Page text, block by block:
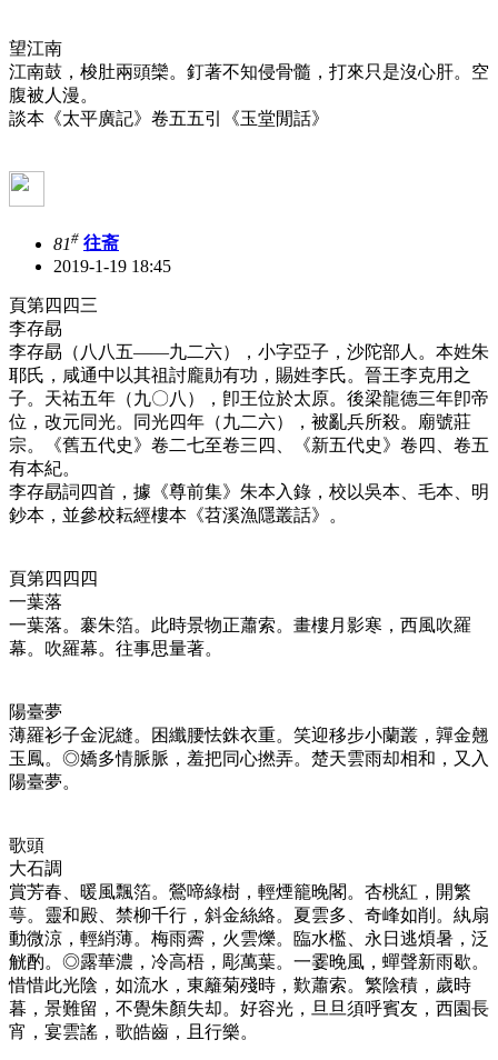
望江南
江南鼓，梭肚兩頭欒。釘著不知侵骨髓，打來只是沒心肝。空
腹被人漫。
談本《太平廣記》卷五五引《玉堂閒話》
81# 往斋
2019-1-19 18:45
頁第四四三
李存勗
李存勗（八八五——九二六），小字亞子，沙陀部人。本姓朱
耶氏，咸通中以其祖討龐勛有功，賜姓李氏。晉王李克用之
子。天祐五年（九〇八），卽王位於太原。後梁龍德三年卽帝
位，改元同光。同光四年（九二六），被亂兵所殺。廟號莊
宗。《舊五代史》卷二七至卷三四、《新五代史》卷四、卷五
有本紀。
李存勗詞四首，據《尊前集》朱本入錄，校以吳本、毛本、明
鈔本，並參校耘經樓本《苕溪漁隱叢話》。
頁第四四四
一葉落
一葉落。褰朱箔。此時景物正蕭索。畫樓月影寒，西風吹羅
幕。吹羅幕。往事思量著。
陽臺夢
薄羅衫子金泥縫。困纖腰怯銖衣重。笑迎移步小蘭叢，嚲金翹
玉鳳。◎嬌多情脈脈，羞把同心撚弄。楚天雲雨却相和，又入
陽臺夢。
歌頭
大石調
賞芳春、暖風飄箔。鶯啼綠樹，輕煙籠晚閣。杏桃紅，開繁
萼。靈和殿、禁柳千行，斜金絲絡。夏雲多、奇峰如削。紈扇
動微涼，輕綃薄。梅雨霽，火雲爍。臨水檻、永日逃煩暑，泛
觥酌。◎露華濃，冷高梧，彫萬葉。一霎晚風，蟬聲新雨歇。
惜惜此光陰，如流水，東籬菊殘時，歎蕭索。繁陰積，歲時
暮，景難留，不覺朱顏失却。好容光，旦旦須呼賓友，西園長
宵，宴雲謠，歌皓齒，且行樂。